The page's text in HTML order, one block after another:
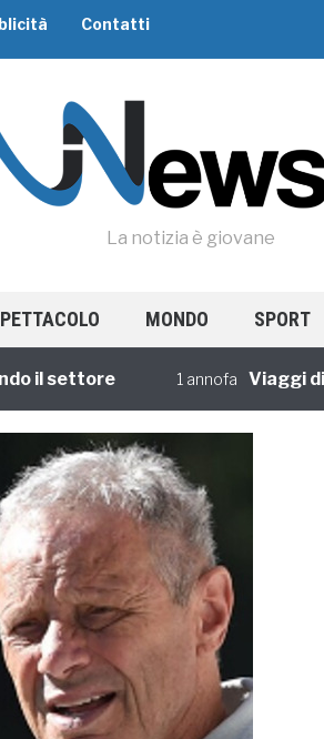
Contatti
La notizia è giovane
MONDO SPORT
1 annofa Viaggi di